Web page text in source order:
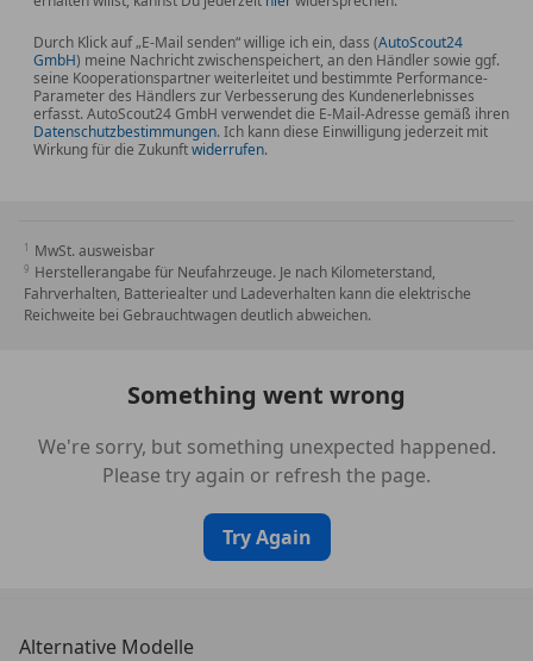
Durch Klick auf „E-Mail senden“ willige ich ein, dass (AutoScout24
GmbH) meine Nachricht zwischenspeichert, an den Händler sowie ggf.
seine Kooperationspartner weiterleitet und bestimmte Performance-
Parameter des Händlers zur Verbesserung des Kundenerlebnisses
erfasst. AutoScout24 GmbH verwendet die E-Mail-Adresse gemäß ihren
Datenschutzbestimmungen. Ich kann diese Einwilligung jederzeit mit
Wirkung für die Zukunftwiderrufen.
MwSt. ausweisbar
Herstellerangabe für Neufahrzeuge. Je nach Kilometerstand,
Fahrverhalten, Batteriealter und Ladeverhalten kann die elektrische
Reichweite bei Gebrauchtwagen deutlich abweichen.
Something went wrong
We're sorry, but something unexpected happened.
Please try again or refresh the page.
Try Again
Alternative Modelle